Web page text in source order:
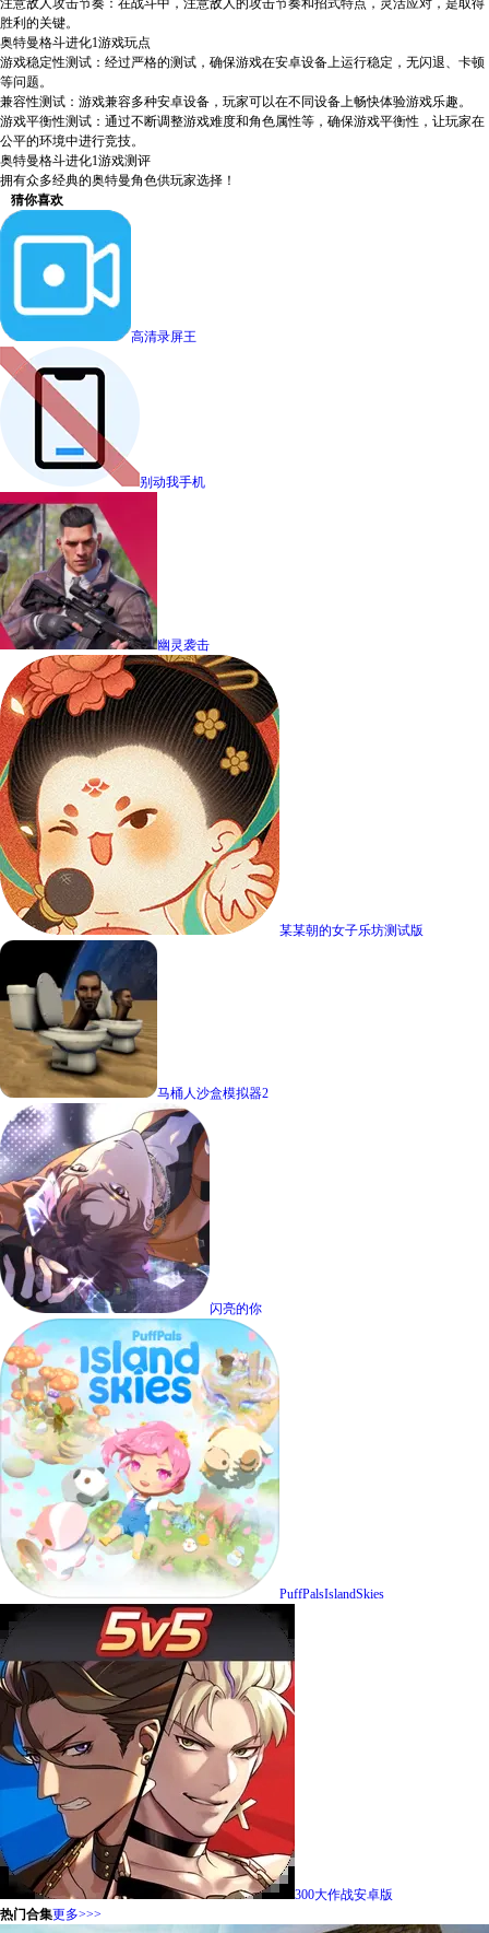
注意敌人攻击节奏：在战斗中，注意敌人的攻击节奏和招式特点，灵活应对，是取得
胜利的关键。
奥特曼格斗进化1游戏玩点
游戏稳定性测试：经过严格的测试，确保游戏在安卓设备上运行稳定，无闪退、卡顿
等问题。
兼容性测试：游戏兼容多种安卓设备，玩家可以在不同设备上畅快体验游戏乐趣。
游戏平衡性测试：通过不断调整游戏难度和角色属性等，确保游戏平衡性，让玩家在
公平的环境中进行竞技。
奥特曼格斗进化1游戏测评
拥有众多经典的奥特曼角色供玩家选择！
猜你喜欢
高清录屏王
别动我手机
幽灵袭击
某某朝的女子乐坊测试版
马桶人沙盒模拟器2
闪亮的你
PuffPalsIslandSkies
300大作战安卓版
热门合集更多>>>